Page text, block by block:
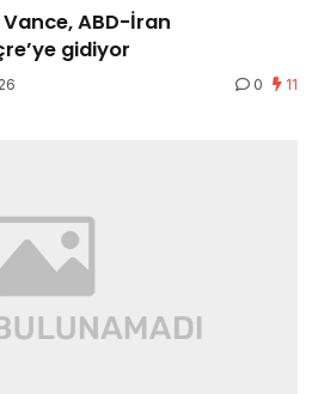
Vance, ABD-İran
gidiyor
0 11